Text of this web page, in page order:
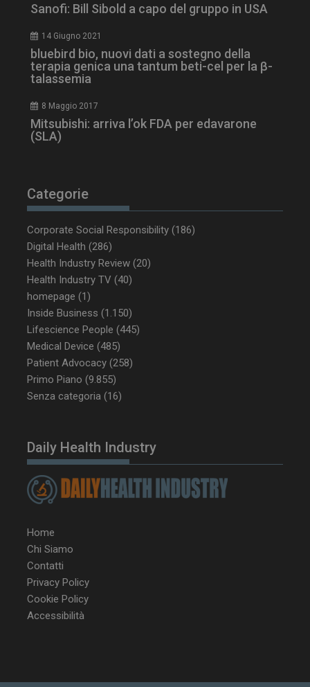
Sanofi: Bill Sibold a capo del gruppo in USA
14 Giugno 2021
bluebird bio, nuovi dati a sostegno della
terapia genica una tantum beti-cel per la β-
talassemia
8 Maggio 2017
Mitsubishi: arriva l’ok FDA per edavarone
(SLA)
Categorie
Corporate Social Responsibility (186)
Digital Health (286)
Health Industry Review (20)
Health Industry TV (40)
homepage (1)
Inside Business (1.150)
Lifescience People (445)
Medical Device (485)
Patient Advocacy (258)
Primo Piano (9.855)
Senza categoria (16)
Daily Health Industry
Home
Chi Siamo
Contatti
Privacy Policy
Cookie Policy
Accessibilità
tracking-sites-
ironfish-session-id
ARRAffinity
Microsoft Corporation
.www.dailyhealthindustry.it
Sessione
mese